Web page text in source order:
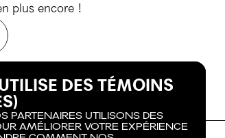
DES TÉMOINS
PARTENAIRES UTILISONS DES
AMÉLIORER VOTRE EXPÉRIENCE
plus encore !